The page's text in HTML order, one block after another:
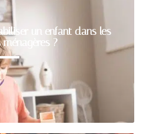
un enfant dans les
?